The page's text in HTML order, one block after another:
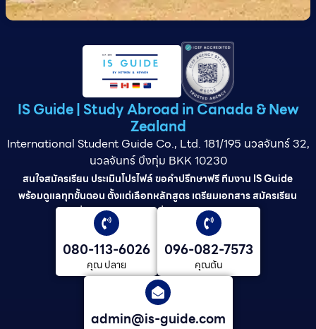
IS Guide | Study Abroad in Canada & New
Zealand
International Student Guide Co., Ltd. 181/195 นวลจันทร์ 32,
นวลจันทร์ บึงกุ่ม BKK 10230
สนใจสมัครเรียน ประเมินโปรไฟล์ ขอคำปรึกษาฟรี ทีมงาน IS Guide
พร้อมดูแลทุกขั้นตอน ตั้งแต่เลือกหลักสูตร เตรียมเอกสาร สมัครเรียน
ยื่นวีซ่า และดูแลต่อเนื่องจนจบการศึกษา
080-113-6026
คุณ ปลาย
096-082-7573
คุณต้น
admin@is-guide.com